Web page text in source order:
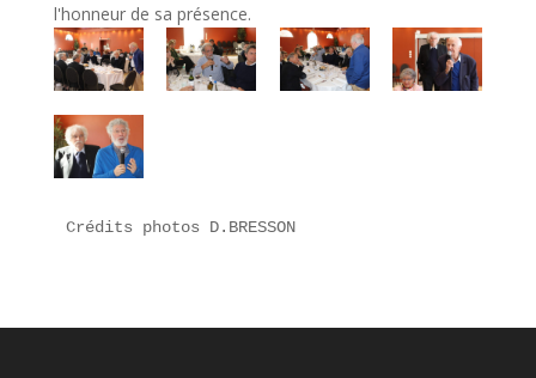
l'honneur de sa présence.
Crédits photos D.BRESSON